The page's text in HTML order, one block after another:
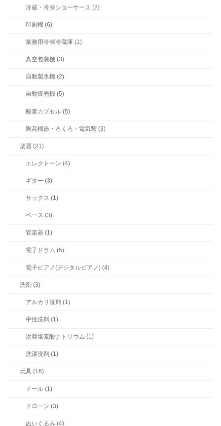
冷蔵・冷凍ショーケース (2)
印刷機 (6)
業務用冷凍冷蔵庫 (1)
真空包装機 (3)
自動製氷機 (2)
自動販売機 (5)
酸素カプセル (5)
陶芸機器・ろくろ・電気窯 (3)
楽器 (21)
エレクトーン (4)
ギター (3)
サックス (1)
ベース (3)
管楽器 (1)
電子ドラム (5)
電子ピアノ(デジタルピアノ) (4)
洗剤 (3)
アルカリ洗剤 (1)
中性洗剤 (1)
次亜塩素酸ナトリウム (1)
洗濯洗剤 (1)
玩具 (16)
ドール (1)
ドローン (3)
ぬいぐるみ (4)